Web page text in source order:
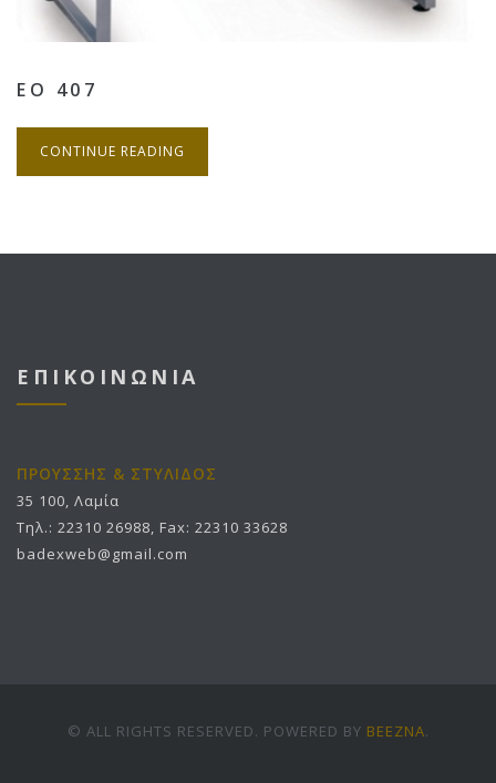
EO 407
CONTINUE READING
ΕΠΙΚΟΙΝΩΝΙΑ
ΠΡΟΥΣΣΗΣ & ΣΤΥΛΙΔΟΣ
35 100, Λαμία
Τηλ.: 22310 26988, Fax: 22310 33628
badexweb@gmail.com
© ALL RIGHTS RESERVED. POWERED BY BEEZNA.